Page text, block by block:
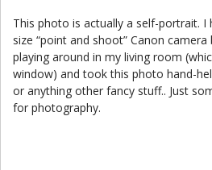
This photo is actually a self-portrait.
size “point and shoot” Canon
playing around in my living room
window) and took this photo hand-
or anything other fancy stuff.. Just
for photography.